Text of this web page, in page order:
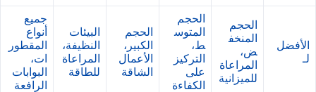
الأفضل
لـ
الحجم
المنخف
ض،
المراعاة
للميزانية
الحجم
المتوس
ط،
التركيز
على
الكفاءة
الحجم
الكبير،
الأعمال
الشاقة
البيئات
النظيفة،
المراعاة
للطاقة
جميع
أنواع
المقطور
ات،
البوابات
الرافعة